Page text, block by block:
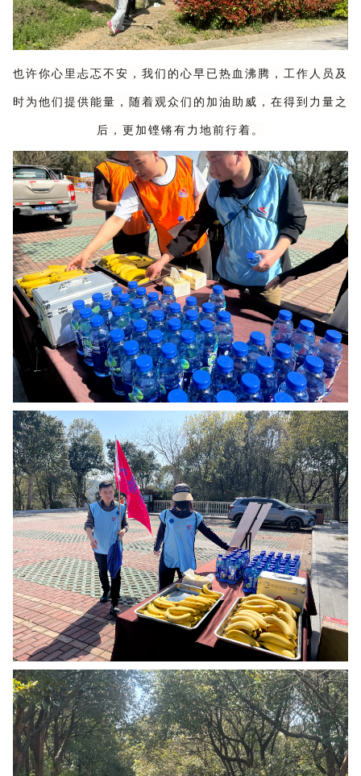
也许你心里忐忑不安，我们的心早已热血沸腾，工作人员及
时为他们提供能量，随着观众们的加油助威，在得到力量之
后，更加铿锵有力地前行着。